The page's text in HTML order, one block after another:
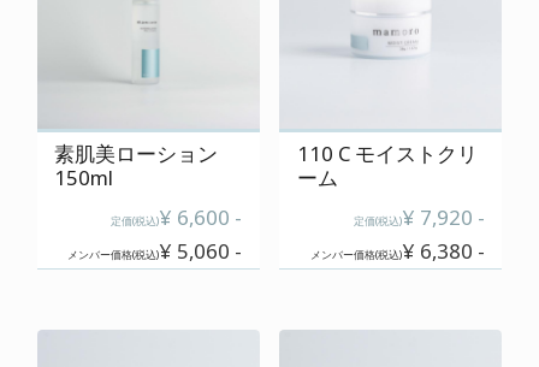
素肌美ローション
150ml
定価(税込)¥ 6,600 -
メンバー価格(税込)¥ 5,060 -
110 C モイストクリ
ーム
定価(税込)¥ 7,920 -
メンバー価格(税込)¥ 6,380 -